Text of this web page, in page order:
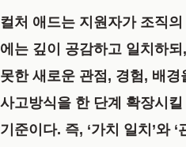
컬처 애드는 지원자가 조직
에는 깊이 공감하고 일치하
못한 새로운 관점, 경험, 배경
사고방식을 한 단계 확장시
기준이다. 즉, ‘가치 일치’와